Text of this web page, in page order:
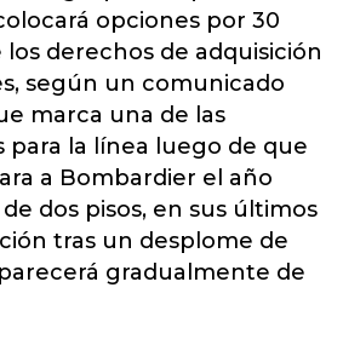
opciones por 30
los derechos de adquisición
según un comunicado
marca una de las
para la línea luego de que
a Bombardier el año
de dos pisos, en sus últimos
tras un desplome de
gradualmente de